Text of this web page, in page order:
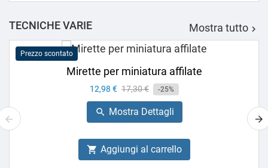
TECNICHE VARIE Mostra tutto 
Prezzo scontato
Mirette per miniatura affilate
Prezzo
12,98 € Prezzo
base
17,30 € -25%
 Mostra Dettagli
 Aggiungi al carrello